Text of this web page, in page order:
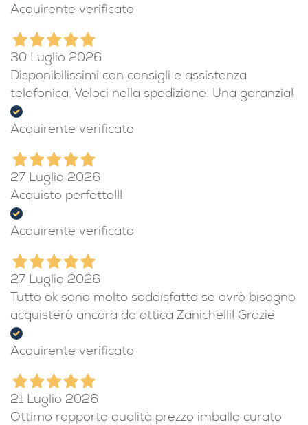
Acquirente verificato
30 Luglio 2026
Disponibilissimi con consigli e assistenza
telefonica. Veloci nella spedizione. Una garanzia!
Acquirente verificato
27 Luglio 2026
Acquisto perfetto!!!
Acquirente verificato
27 Luglio 2026
Tutto ok sono molto soddisfatto se avrò bisogno
acquisterò ancora da ottica Zanichelli! Grazie
Acquirente verificato
21 Luglio 2026
Ottimo rapporto qualità prezzo imballo curato